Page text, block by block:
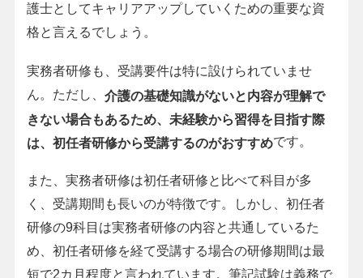
護士としてキャリアアップしていくための重要な資
格と言えるでしょう。
実務者研修も、受講要件は特に設けられていませ
ん。ただし、 介護の基礎知識がないと内容が理解で
きない場合もあるため、未経験から習得を目指す際
は、初任者研修から受講するのがおすすめです。
また、実務者研修は初任者研修と比べて科目が多
く、受講期間も長いのが特徴です。しかし、初任者
研修の9科目は実務者研修の内容と共通しているた
め、初任者研修を経て受講する場合の研修期間は最
短で2カ月程度と言われています。筆記試験は義務で